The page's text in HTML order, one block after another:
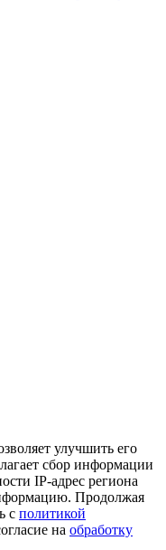
улучшить его
сбор информации
IP-адрес региона
Продолжая
с политикой
на обработку